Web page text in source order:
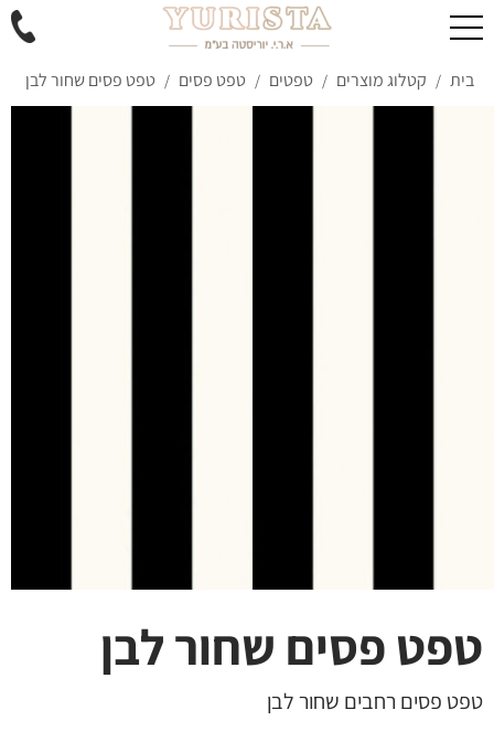
בית / קטלוג מוצרים / טפטים / טפט פסים / טפט פסים שחור לבן
טפט פסים שחור לבן
טפט פסים רחבים שחור לבן